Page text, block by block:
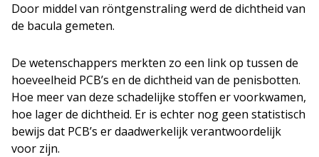
Door middel van röntgenstraling werd de dichtheid van
de bacula gemeten.
De wetenschappers merkten zo een link op tussen de
hoeveelheid PCB’s en de dichtheid van de penisbotten.
Hoe meer van deze schadelijke stoffen er voorkwamen,
hoe lager de dichtheid. Er is echter nog geen statistisch
bewijs dat PCB’s er daadwerkelijk verantwoordelijk
voor zijn.